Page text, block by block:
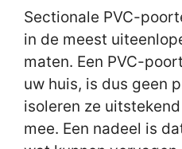
Sectionale PVC-
in de meest
maten. Een PVC-
uw huis, is dus geen
isoleren ze
mee. Een nadeel is